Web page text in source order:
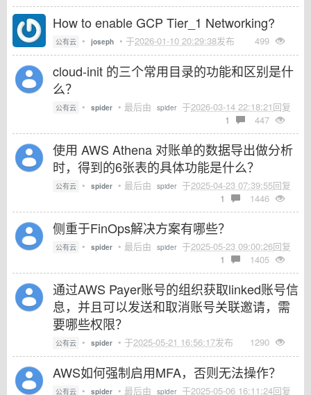
How to enable GCP Tier_1 Networking?
公有云 • joseph • 于2026-01-10 20:29:38发布 499
cloud-init 的三个常用目录的功能和区别是什
么？
公有云 • spider • 最后由 spider 于2026-03-14 22:18:21回复
1
447
使用 AWS Athena 对账单的数据导出做分析
时，得到的6张表的具体功能是什么？
公有云 • spider • 最后由 spider 于2025-04-23 07:39:55回复
1
1446
侧重于FinOps解决方案有哪些？
公有云 • spider • 最后由 spider 于2025-05-23 09:00:26回复
1
1405
通过AWS Payer账号的组织获取linked账号信
息，并且可以发送和取消账号关联邀请，需
要哪些权限？
公有云 • spider • 于2025-05-21 16:56:17发布 1290
AWS如何强制启用MFA，否则无法操作？
公有云 • spider • 最后由 spider 于2025-05-06 16:11:24回复